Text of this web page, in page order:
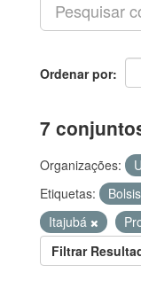
Ordenar por
7
Organizações:
Etiquetas:
Itajubá
Filtrar